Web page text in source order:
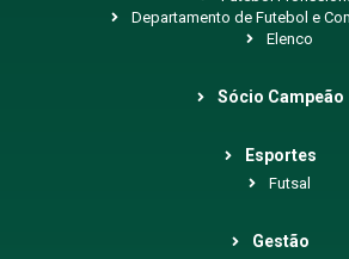
Departamento de Futebol e
Elenco
Sócio Campeão
Esportes
Futsal
Gestão